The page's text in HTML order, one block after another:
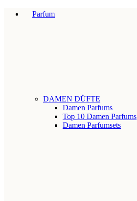
Parfum
DAMEN DÜFTE
Damen Parfums
Top 10 Damen Parfums
Damen Parfumsets